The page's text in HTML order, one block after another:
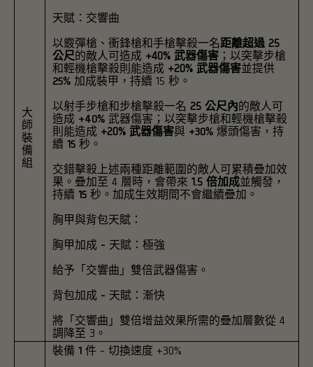
大
師
裝
備
組
天賦：交響曲
以霰彈槍、衝鋒槍和手槍擊殺一名距離超過 25
公尺的敵人可造成 +40% 武器傷害 ；以突擊步槍
和輕機槍擊殺則能造成 +20% 武器傷害並提供
25% 加成裝甲 ，持續 15 秒。
以射手步槍和步槍擊殺一名 25 公尺內的敵人可
造成 +40% 武器傷害 ；以突擊步槍和輕機槍擊殺
則能造成 +20% 武器傷害與 +30% 爆頭傷害 ，持
續 15 秒 。
交錯擊殺上述兩種距離範圍的敵人可累積疊加效
果。疊加至 4 層時，會帶來 1.5 倍加成並觸發，
持續 15 秒 。加成生效期間不會繼續疊加。
胸甲與背包天賦 ：
胸甲加成 - 天賦：極強
給予「交響曲」雙倍武器傷害。
背包加成 - 天賦：漸快
將「交響曲」雙倍增益效果所需的疊加層數從 4
調降至 3。
裝備 1 件 - 切換速度 +30%